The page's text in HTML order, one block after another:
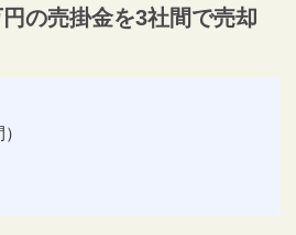
の売掛金を3社間で売却